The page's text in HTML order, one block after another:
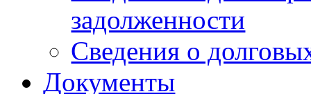
задолженности
Сведения о
Документы